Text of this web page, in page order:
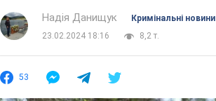
Надія Данищук
Кримінальні новини
23.02.2024 18:16
8,2 т.
53